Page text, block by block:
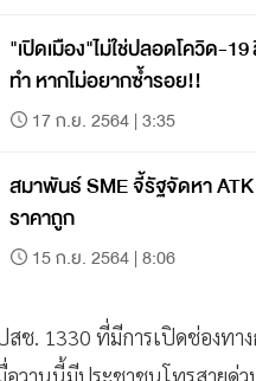
"เปิดเมือง"ไม่ใช่ปลอดโควิด-
ทำ หากไม่อยากซ้ำรอย!!
17 ก.ย. 2564 | 3:35
สมาพันธ์ SME จี้รัฐจัดหา
ราคาถูก
15 ก.ย. 2564 | 8:06
ช. 1330 ที่มีการเปิดช่องท
อวานนี้มีประชาชนโทรสาย